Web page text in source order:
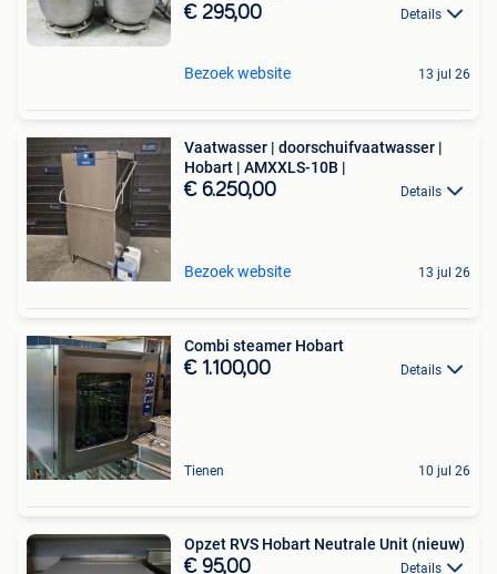
€ 295,00 Details
Bezoek website 13 jul 26
Vaatwasser | doorschuifvaatwasser |
Hobart | AMXXLS-10B |
€ 6.250,00 Details
Bezoek website 13 jul 26
Combi steamer Hobart
€ 1.100,00 Details
Tienen 10 jul 26
Opzet RVS Hobart Neutrale Unit (nieuw)
€ 95,00 Details